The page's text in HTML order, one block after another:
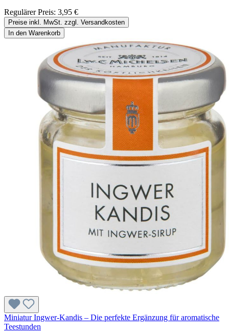
Regulärer Preis: 3,95 €
Preise inkl. MwSt. zzgl. Versandkosten
In den Warenkorb
Miniatur Ingwer-Kandis – Die perfekte Ergänzung für aromatische
Teestunden